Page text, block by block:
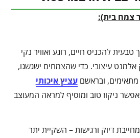
צמח בית):
טבעית להכניס חיים, רוגע ואוויר נקי
עיצובי. כדי שהצמחים ישגשגו,
ובראשםעציץ איכותי
ניקוז טוב ומוסיף למראה המעוצב
מחייבת דיוק ורגישות – השקיית יתר